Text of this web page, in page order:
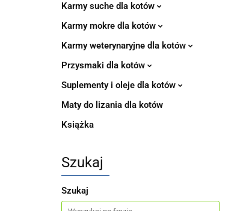
Karmy suche dla kotów
Karmy mokre dla kotów
Karmy weterynaryjne dla kotów
Przysmaki dla kotów
Suplementy i oleje dla kotów
Maty do lizania dla kotów
Książka
Szukaj
Szukaj